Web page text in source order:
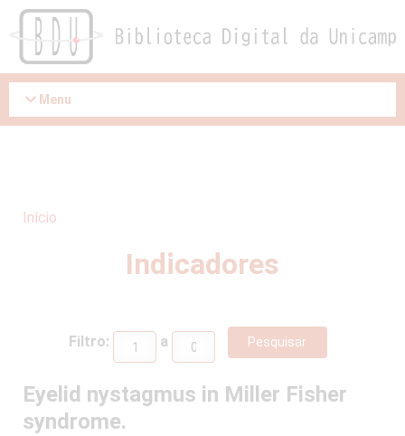
Acessar
conteúdo
Menu
Início
Indicadores
Filtro: a
Eyelid nystagmus in Miller Fisher
syndrome.